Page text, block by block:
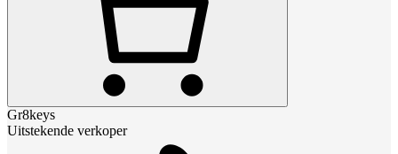
Gr8keys
Uitstekende verkoper